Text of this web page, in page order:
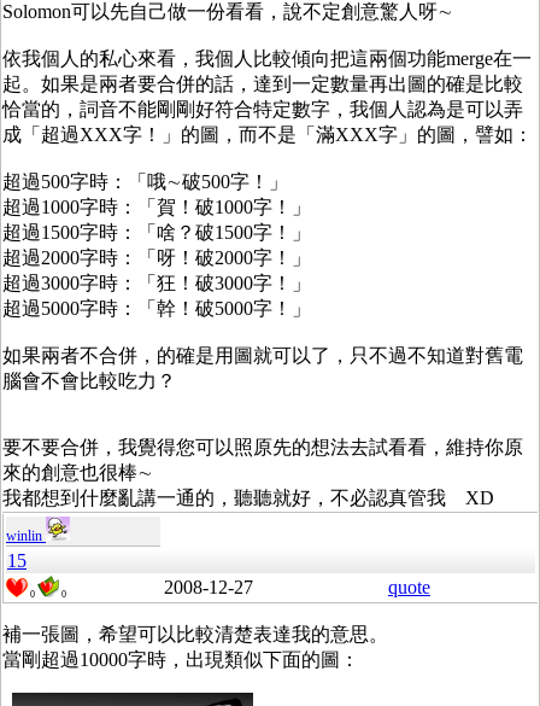
Solomon可以先自己做一份看看，說不定創意驚人呀∼
依我個人的私心來看，我個人比較傾向把這兩個功能merge在一
起。如果是兩者要合併的話，達到一定數量再出圖的確是比較
恰當的，詞音不能剛剛好符合特定數字，我個人認為是可以弄
成「超過XXX字！」的圖，而不是「滿XXX字」的圖，譬如：
超過500字時：「哦∼破500字！」
超過1000字時：「賀！破1000字！」
超過1500字時：「啥？破1500字！」
超過2000字時：「呀！破2000字！」
超過3000字時：「狂！破3000字！」
超過5000字時：「幹！破5000字！」
如果兩者不合併，的確是用圖就可以了，只不過不知道對舊電
腦會不會比較吃力？
要不要合併，我覺得您可以照原先的想法去試看看，維持你原
來的創意也很棒∼
我都想到什麼亂講一通的，聽聽就好，不必認真管我 XD
winlin
15
0 0 2008-12-27 quote
補一張圖，希望可以比較清楚表達我的意思。
當剛超過10000字時，出現類似下面的圖：